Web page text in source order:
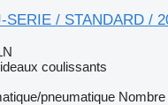
SERIE / STANDARD /
coulissants
pneumatique